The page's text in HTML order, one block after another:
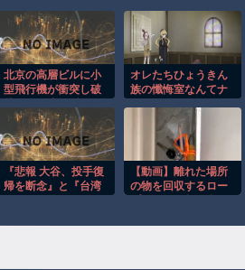
北京の高層ビルに小
型飛行機が衝突し破
間！！
オレたちひょうきん
族の懺悔室なんてナ
『悲報 大谷、投手復
帰を断念』と『台湾
【動画】離れた場所
の物を回収するロー